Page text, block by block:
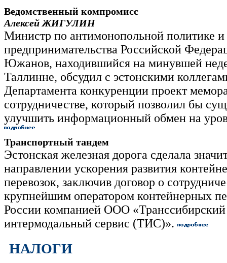
Ведомственный компромисс
Алексей ЖИГУЛИН
Министр по антимонопольной политике
предпринимательства Российской
Южанов, находившийся на минувшей
Таллинне, обсудил с эстонскими
Департамента конкуренции проект
сотрудничестве, который позволил бы
улучшить информационный обмен на
Транспортный тандем
Эстонская железная дорога сделала
направлении ускорения развития
перевозок, заключив договор о
крупнейшим оператором контейнерных
России компанией ООО «Транссибирский
интермодальный сервис (ТИС)».
НАЛОГИ